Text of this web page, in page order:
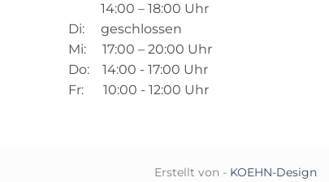
14:00 – 18:00 Uhr
Di: geschlossen
Mi: 17:00 – 20:00 Uhr
Do: 14:00 - 17:00 Uhr
Fr: 10:00 - 12:00 Uhr
Erstellt von - KOEHN-Design